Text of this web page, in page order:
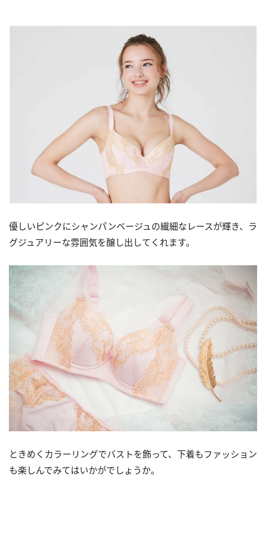
優しいピンクにシャンパンベージュの繊細なレースが輝き、ラ
グジュアリーな雰囲気を醸し出してくれます。
ときめくカラーリングでバストを飾って、下着もファッション
も楽しんでみてはいかがでしょうか。